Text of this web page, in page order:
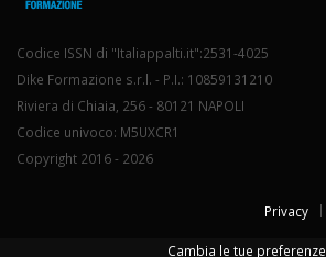
Codice ISSN di "Italiappalti.it":2531-4025
Dike Formazione s.r.l. - P.I.: 10859131210
Riviera di Chiaia, 256 - 80121 NAPOLI
Codice univoco: M5UXCR1
Copyright 2016 - 2026
Privacy
Cambia le tue preferenze